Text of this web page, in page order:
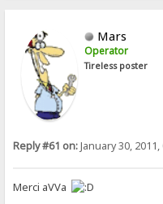
Mars
Operator
Tireless poster
Reply #61 on:January 30, 2011,
Merci aVVa